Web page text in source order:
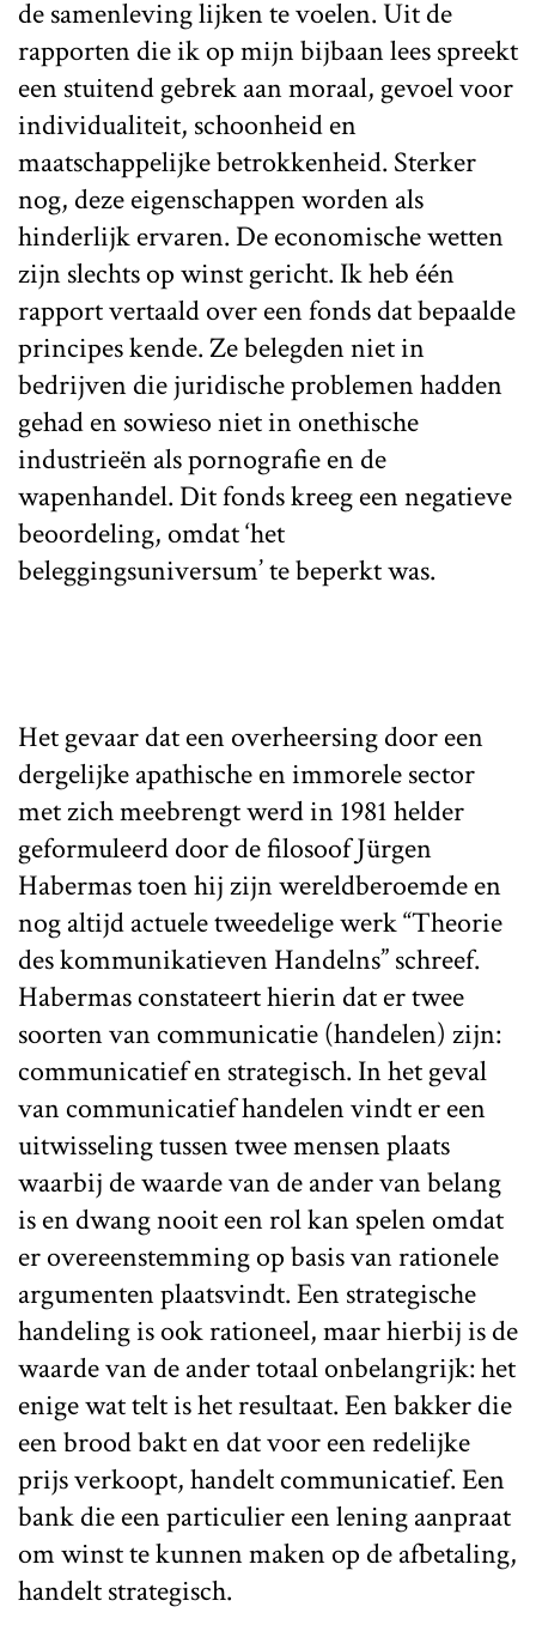
de samenleving lijken te voelen. Uit de
rapporten die ik op mijn bijbaan lees spreekt
een stuitend gebrek aan moraal, gevoel voor
individualiteit, schoonheid en
maatschappelijke betrokkenheid. Sterker
nog, deze eigenschappen worden als
hinderlijk ervaren. De economische wetten
zijn slechts op winst gericht. Ik heb één
rapport vertaald over een fonds dat bepaalde
principes kende. Ze belegden niet in
bedrijven die juridische problemen hadden
gehad en sowieso niet in onethische
industrieën als pornografie en de
wapenhandel. Dit fonds kreeg een negatieve
beoordeling, omdat ‘het
beleggingsuniversum’ te beperkt was.
Het gevaar dat een overheersing door een
dergelijke apathische en immorele sector
met zich meebrengt werd in 1981 helder
geformuleerd door de filosoof Jürgen
Habermas toen hij zijn wereldberoemde en
nog altijd actuele tweedelige werk “Theorie
des kommunikatieven Handelns” schreef.
Habermas constateert hierin dat er twee
soorten van communicatie (handelen) zijn:
communicatief en strategisch. In het geval
van communicatief handelen vindt er een
uitwisseling tussen twee mensen plaats
waarbij de waarde van de ander van belang
is en dwang nooit een rol kan spelen omdat
er overeenstemming op basis van rationele
argumenten plaatsvindt. Een strategische
handeling is ook rationeel, maar hierbij is de
waarde van de ander totaal onbelangrijk: het
enige wat telt is het resultaat. Een bakker die
een brood bakt en dat voor een redelijke
prijs verkoopt, handelt communicatief. Een
bank die een particulier een lening aanpraat
om winst te kunnen maken op de afbetaling,
handelt strategisch.